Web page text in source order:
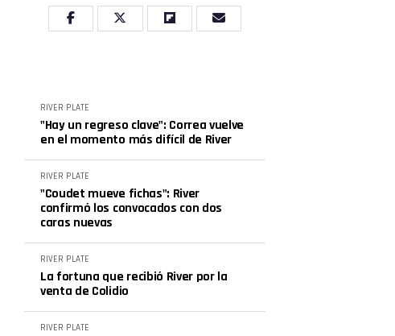
RIVER PLATE
"Hay un regreso clave": Correa vuelve
en el momento más difícil de River
RIVER PLATE
"Coudet mueve fichas": River
confirmó los convocados con dos
caras nuevas
RIVER PLATE
La fortuna que recibió River por la
venta de Colidio
RIVER PLATE